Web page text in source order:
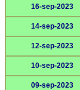
16-sep-2023
14-sep-2023
12-sep-2023
10-sep-2023
09-sep-2023